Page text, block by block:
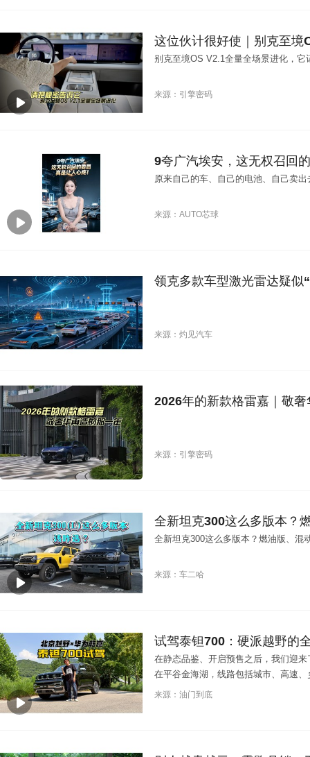
这位伙计很好使｜别克至境
别克至境OS V2.1全量全场景进化，它
来源：引擎密码
9夸广汽埃安，这无权召回
原来自己的车、自己的电池、自己卖
来源：AUTO芯球
领克多款车型激光雷达疑似
来源：灼见汽车
2026年的新款格雷嘉｜敬
来源：引擎密码
全新坦克300这么多版本？
全新坦克300这么多版本？燃油版、混
来源：车二哈
试驾泰钽700：硬派越野的
在静态品鉴、开启预售之后，我们迎
在平谷金海湖，线路包括城市、高速
大部分路况。
来源：油门到底